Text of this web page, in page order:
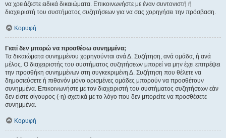
να χρειάζεστε ειδικά δικαιώματα. Επικοινωνήστε με έναν συντονιστή ή
διαχειριστή του συστήματος συζητήσεων για να σας χορηγήσει την πρόσβαση.
Κορυφή
Γιατί δεν μπορώ να προσθέσω συνημμένα;
Τα δικαιώματα συνημμένου χορηγούνται ανά Δ. Συζήτηση, ανά ομάδα, ή ανά
μέλος. Ο διαχειριστής του συστήματος συζητήσεων μπορεί να μην έχει επιτρέψει
την προσθήκη συνημμένων στη συγκεκριμένη Δ. Συζήτηση που θέλετε να
δημοσιεύσετε ή πιθανόν μόνο ορισμένες ομάδες μπορούν να προσθέτουν
συνημμένα. Επικοινωνήστε με τον διαχειριστή του συστήματος συζητήσεων εάν
δεν είστε σίγουρος (-η) σχετικά με το λόγο που δεν μπορείτε να προσθέσετε
συνημμένα.
Κορυφή